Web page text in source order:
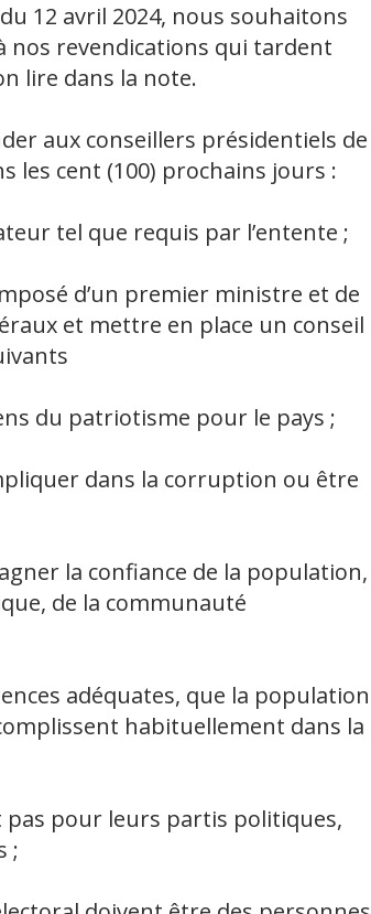
12 avril 2024, nous souhaitons
nos revendications qui tardent
lire dans la note.
aux conseillers présidentiels de
les cent (100) prochains jours :
tel que requis par l’entente ;
d’un premier ministre et de
et mettre en place un conseil
du patriotisme pour le pays ;
dans la corruption ou être
la confiance de la population,
de la communauté
adéquates, que la population
habituellement dans la
pas pour leurs partis politiques,
;